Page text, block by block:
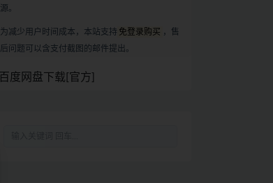
源。
为减少用户时间成本，本站支持 免登录购买 ，售
后问题可以含支付截图的邮件提出。
百度网盘下载[官方]